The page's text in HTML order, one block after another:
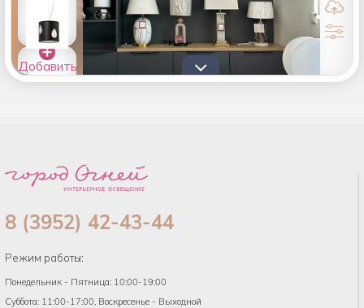
Добавить
товары в
8 (3952) 42-43-44
Режим работы:
Понедельник - Пятница: 10:00-19:00
Суббота: 11:00-17:00, Воскресенье - Выходной